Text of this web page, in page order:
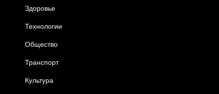
Здоровье
Технологии
Общество
Транспорт
Культура